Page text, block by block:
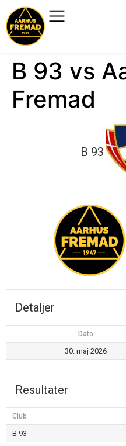
B 93 vs
Fremad
B 93
Detaljer
Dato
30. maj 2026
Resultater
Club
B 93